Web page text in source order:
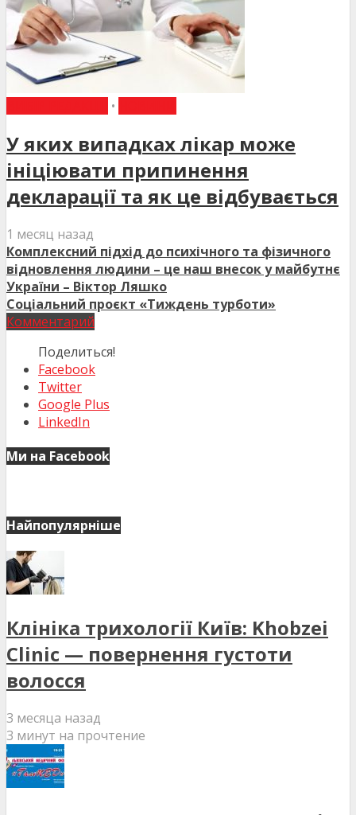
•
У яких випадках лікар може
ініціювати припинення
декларації та як це відбувається
1 месяц назад
Комплексний підхід до психічного та фізичного
відновлення людини – це наш внесок у майбутнє
України – Віктор Ляшко
Соціальний проєкт «Тиждень турботи»
Комментарий
Поделиться!
Facebook
Twitter
Google Plus
LinkedIn
Ми на Facebook
Найпопулярніше
Клініка трихології Київ: Khobzei
Clinic — повернення густоти
волосся
3 месяца назад
3 минут на прочтение